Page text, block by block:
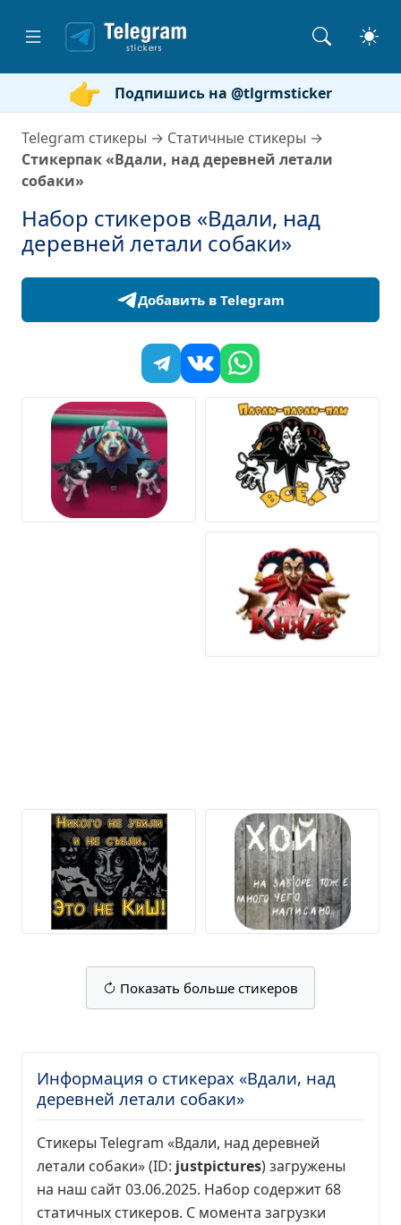
Подпишись на @tlgrmsticker
Telegram стикеры → Статичные стикеры →
Стикерпак «Вдали, над деревней летали
собаки»
Набор стикеров «Вдали, над
деревней летали собаки»
Добавить в Telegram
Показать больше стикеров
Информация о стикерах «Вдали, над
деревней летали собаки»
Стикеры Telegram «Вдали, над деревней
летали собаки» (ID: justpictures) загружены
на наш сайт 03.06.2025. Набор содержит 68
статичных стикеров. С момента загрузки